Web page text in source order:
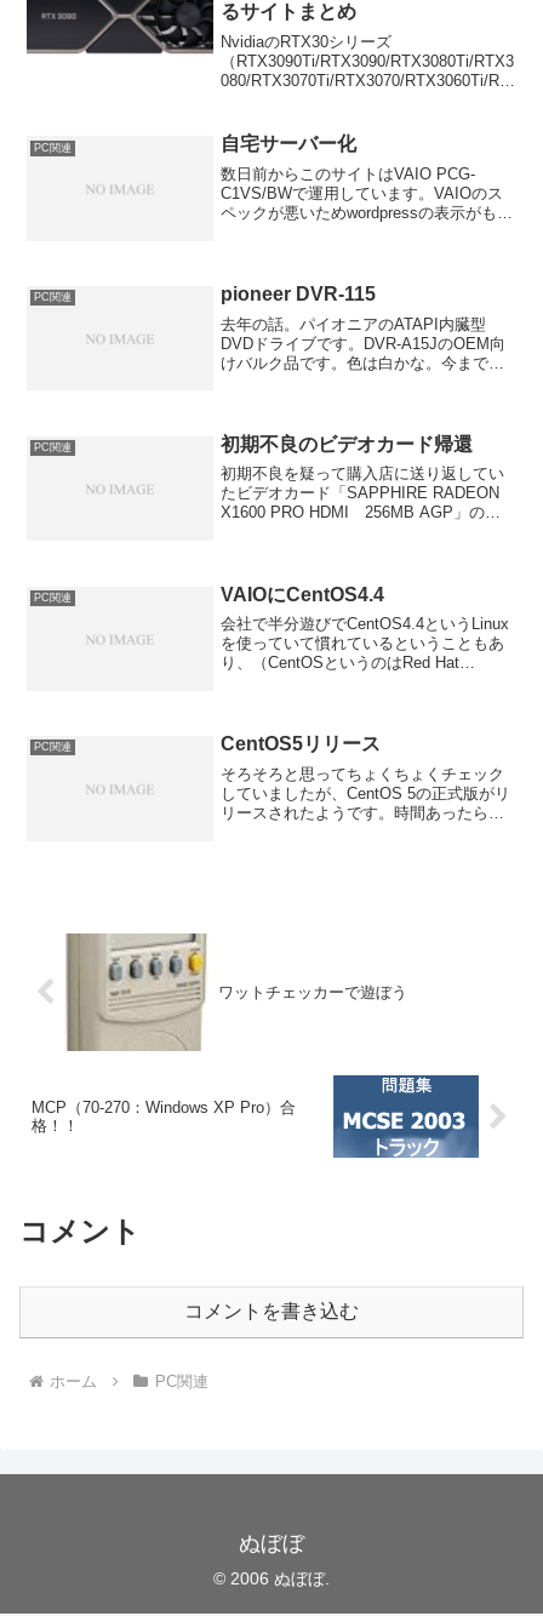
るサイトまとめ
NvidiaのRTX30シリーズ
（RTX3090Ti/RTX3090/RTX3080Ti/RTX3
080/RTX3070Ti/RTX3070/RTX3060Ti/RT
PC関連 自宅サーバー化
数日前からこのサイトはVAIO PCG-
C1VS/BWで運用しています。VAIOのス
ペックが悪いためwordpressの表示がもっ
番...
PC関連 pioneer DVR-115
去年の話。パイオニアのATAPI内臓型
DVDドライブです。DVR-A15JのOEM向
けバルク品です。色は白かな。今まで使
PC関連 初期不良のビデオカード帰還
初期不良を疑って購入店に送り返してい
たビデオカード「SAPPHIRE RADEON
X1600 PRO HDMI 256MB AGP」の件
PC関連 VAIOにCentOS4.4
会社で半分遊びでCentOS4.4というLinux
を使っていて慣れているということもあ
り、（CentOSというのはRed Hat
PC関連 CentOS5リリース
そろそろと思ってちょくちょくチェック
していましたが、CentOS 5の正式版がリ
リースされたようです。時間あったら入
ワットチェッカーで遊ぼう
MCP（70-270：Windows XP Pro）合
格！！
コメント
コメントを書き込む
ホーム PC関連
ぬぼぼ
© 2006 ぬぼぼ.